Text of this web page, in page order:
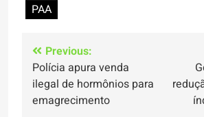
PAA
Navegação
de
Post
Previous:
Polícia apura venda
ilegal de hormônios para
emagrecimento